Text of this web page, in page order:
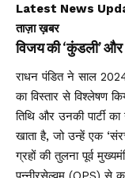
Latest News
ताज़ा ख़बर
विजय की ‘कुंडली’ और
राधन पंडित ने साल
का विस्तार से विश्लेषण
तिथि और उनकी पार्टी
खाता है, जो उन्हें एक
ग्रहों की तुलना पूर्व